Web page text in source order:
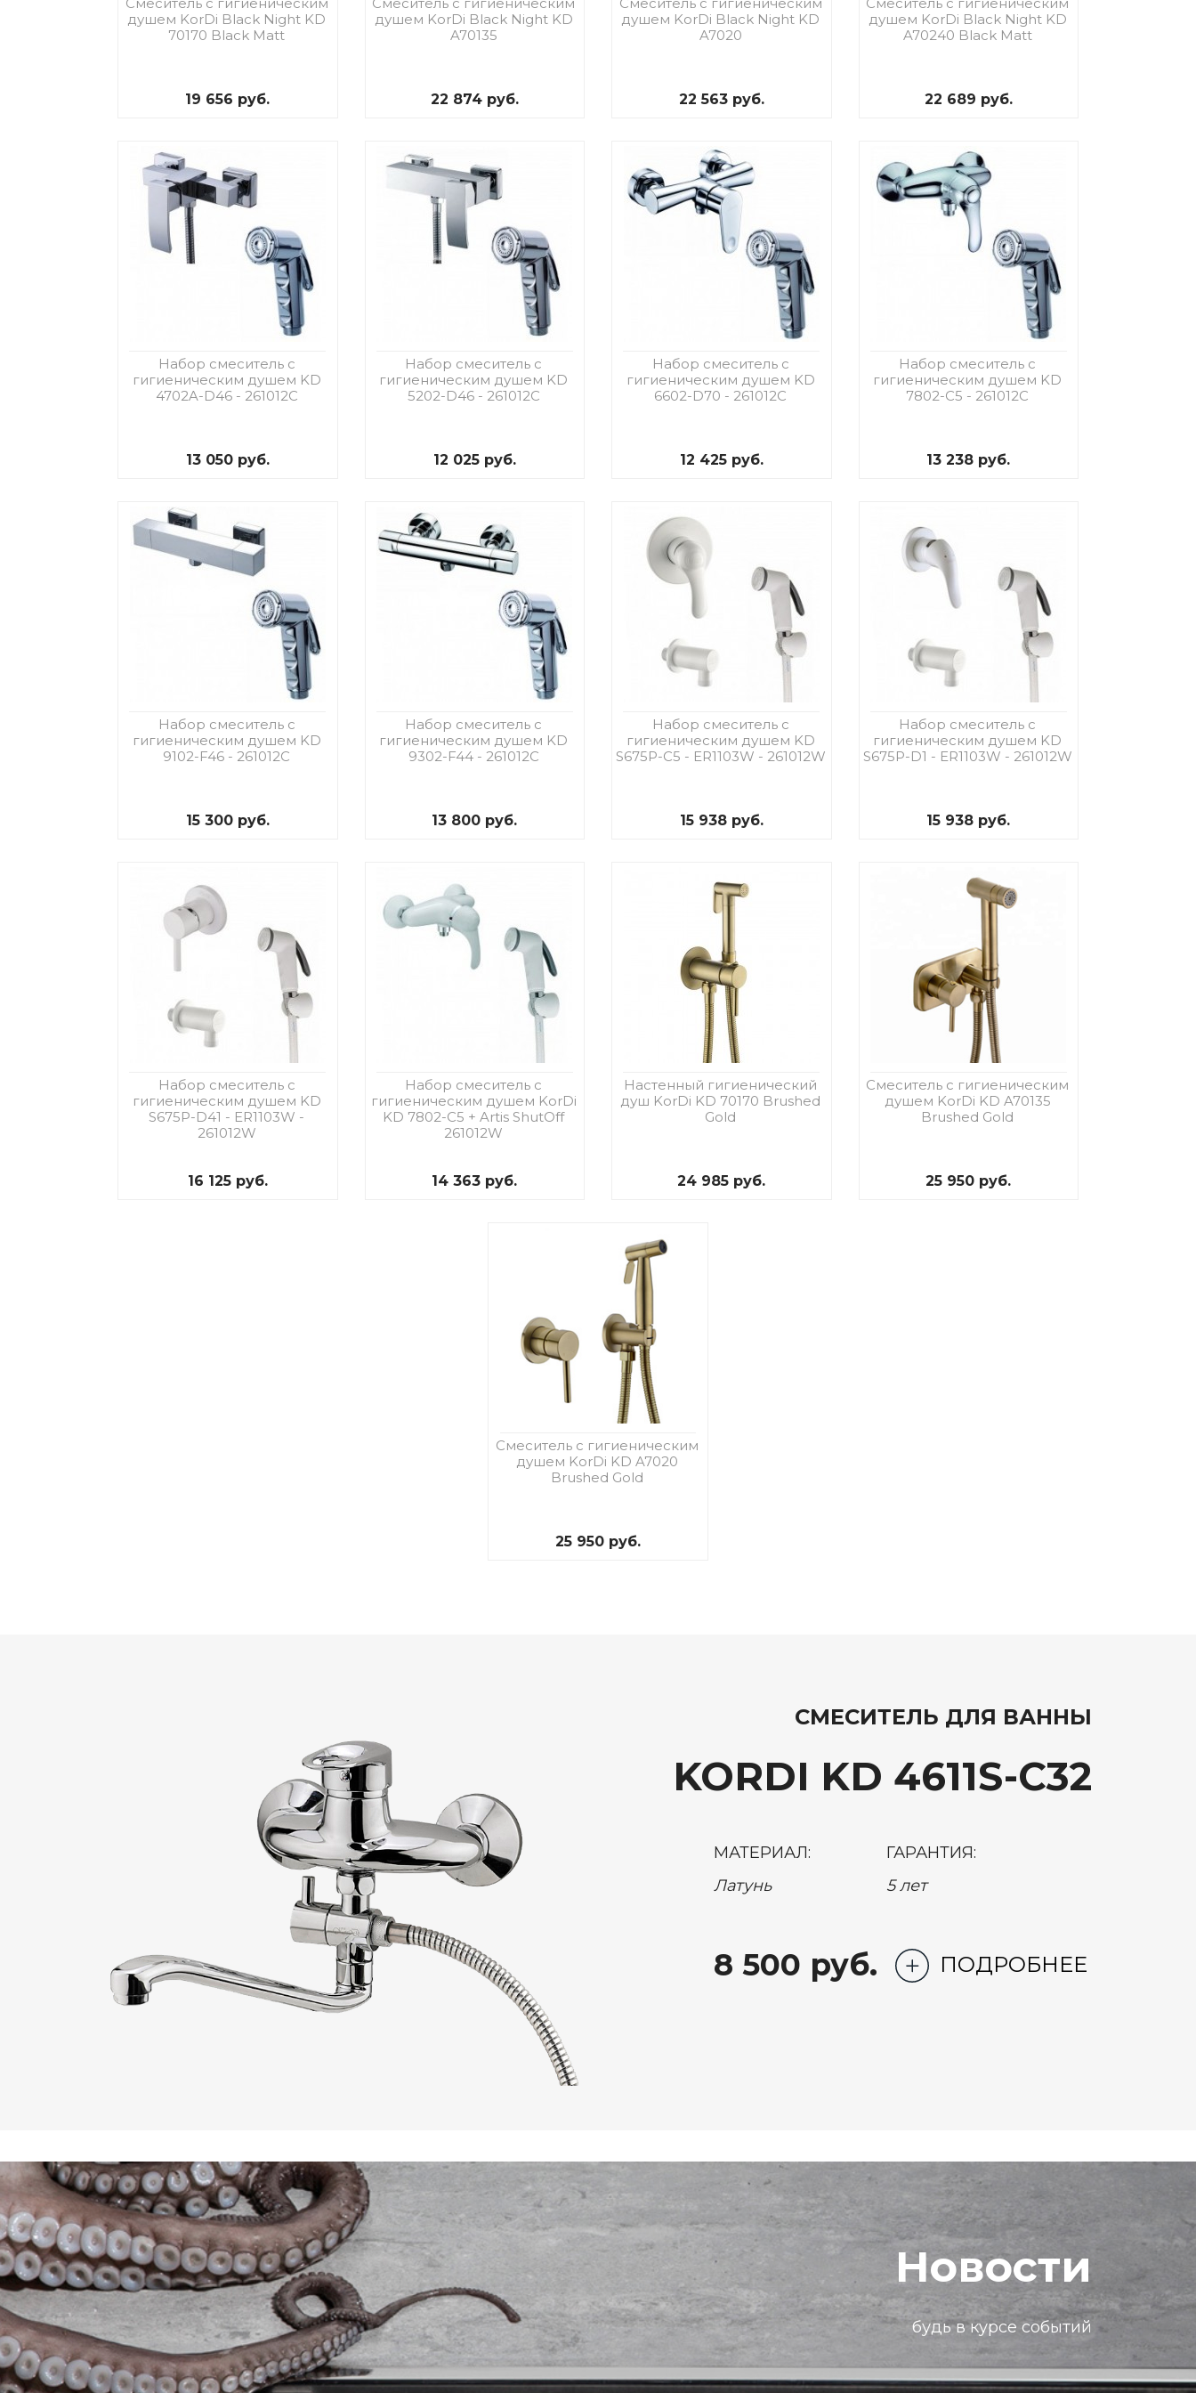
душем KorDi Black Night KD
70170 Black Matt
19 656 руб.
душем KorDi Black Night KD
A70135
22 874 руб.
душем KorDi Black Night KD
A7020
22 563 руб.
душем KorDi Black Night KD
A70240 Black Matt
22 689 руб.
Набор смеситель с
гигиеническим душем KD
4702A-D46 - 261012C
13 050 руб.
Набор смеситель с
гигиеническим душем KD
5202-D46 - 261012C
12 025 руб.
Набор смеситель с
гигиеническим душем KD
6602-D70 - 261012C
12 425 руб.
Набор смеситель с
гигиеническим душем KD
7802-C5 - 261012C
13 238 руб.
Набор смеситель с
гигиеническим душем KD
9102-F46 - 261012C
15 300 руб.
Набор смеситель с
гигиеническим душем KD
9302-F44 - 261012C
13 800 руб.
Набор смеситель с
гигиеническим душем KD
S675P-C5 - ER1103W - 261012W
15 938 руб.
Набор смеситель с
гигиеническим душем KD
S675P-D1 - ER1103W - 261012W
15 938 руб.
Набор смеситель с
гигиеническим душем KD
S675P-D41 - ER1103W -
261012W
16 125 руб.
Набор смеситель с
гигиеническим душем KorDi
KD 7802-C5 + Artis ShutOff
261012W
14 363 руб.
Настенный гигиенический
душ KorDi KD 70170 Brushed
Gold
24 985 руб.
Смеситель с гигиеническим
душем KorDi KD A70135
Brushed Gold
25 950 руб.
Смеситель с гигиеническим
душем KorDi KD A7020
Brushed Gold
25 950 руб.
СМЕСИТЕЛЬ ДЛЯ ВАННЫ
KORDI KD 4611S-C32
МАТЕРИАЛ:
ГАРАНТИЯ:
Латунь
5 лет
8 500 руб. ПОДРОБНЕЕ
Новости
будь в курсе событий